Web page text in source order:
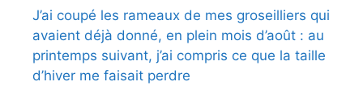
J’ai coupé les rameaux de mes groseilliers qui
avaient déjà donné, en plein mois d’août : au
printemps suivant, j’ai compris ce que la taille
d’hiver me faisait perdre